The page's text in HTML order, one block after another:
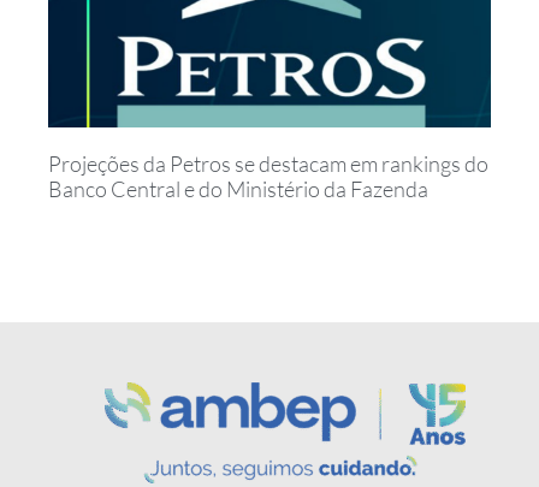
Projeções da Petros se destacam em rankings do
Banco Central e do Ministério da Fazenda